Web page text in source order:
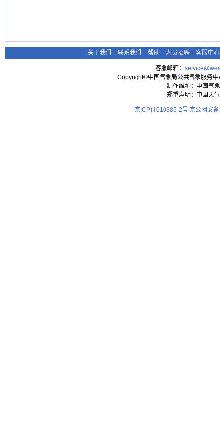
关于我们 - 联系我们 - 帮助 - 人员招聘 - 客服中心
客服邮箱：
Copyright©中国气象局公共气象服务
制作维护：中国气
郑重声明：中国天
京ICP证010385-2号 京公网安